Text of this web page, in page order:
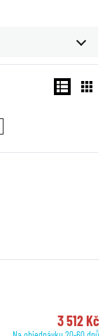
3 512 Kč